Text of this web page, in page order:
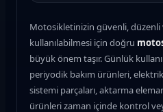
Motosikletinizin güvenli, düzenli
kullanılabilmesi için doğru
büyük önem taşır. Günlük
periyodik bakım ürünleri,
sistemi parçaları, aktarma
ürünleri zaman içinde kontrol